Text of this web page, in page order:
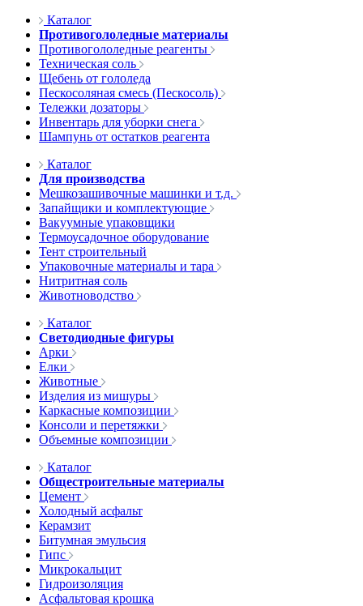
Каталог
Противогололедные материалы
Противогололедные реагенты
Техническая соль
Щебень от гололеда
Пескосоляная смесь (Пескосоль)
Тележки дозаторы
Инвентарь для уборки снега
Шампунь от остатков реагента
Каталог
Для производства
Мешкозашивочные машинки и т.д.
Запайщики и комплектующие
Вакуумные упаковщики
Термоусадочное оборудование
Тент строительный
Упаковочные материалы и тара
Нитритная соль
Животноводство
Каталог
Светодиодные фигуры
Арки
Елки
Животные
Изделия из мишуры
Каркасные композиции
Консоли и перетяжки
Объемные композиции
Каталог
Общестроительные материалы
Цемент
Холодный асфальт
Керамзит
Битумная эмульсия
Гипс
Микрокальцит
Гидроизоляция
Асфальтовая крошка